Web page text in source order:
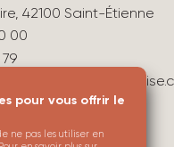
42100 Saint-Étienne
00
pour vous offrir le
ne pas les utiliser en